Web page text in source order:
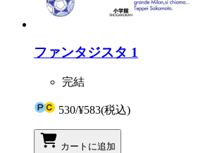
ファンタジスタ 1
完結
530/¥583(税込)
カートに追加